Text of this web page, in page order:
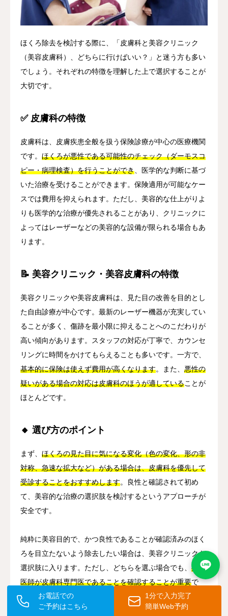
ほくろ除去を検討する際に、「皮膚科と美容クリニック
（美容皮膚科）、どちらに行けばいい？」と迷う方も多い
でしょう。それぞれの特徴を理解した上で選択することが
大切です。
✅ 皮膚科の特徴
皮膚科は、皮膚疾患全般を扱う保険診療が中心の医療機関
です。 ほくろが悪性である可能性のチェック（ダーモスコ
ピー・病理検査）を行うことができ 、医学的な判断に基づ
いた治療を受けることができます。保険適用が可能なケー
スでは費用を抑えられます。ただし、美容的な仕上がりよ
りも医学的な治療が優先されることがあり、クリニックに
よってはレーザーなどの美容的な設備が限られる場合もあ
ります。
📝 美容クリニック・美容皮膚科の特徴
美容クリニックや美容皮膚科は、見た目の改善を目的とし
た自由診療が中心です。最新のレーザー機器が充実してい
ることが多く、傷跡を最小限に抑えることへのこだわりが
高い傾向があります。スタッフの対応が丁寧で、カウンセ
リングに時間をかけてもらえることも多いです。一方で、
基本的に保険は使えず費用が高くなります。また、 悪性の
疑いがある場合の対応は皮膚科のほうが適していることが
ほとんどです。
🔸 選び方のポイント
まず、 ほくろの見た目に気になる変化（色の変化、形の非
対称、急速な拡大など）がある場合は、皮膚科を優先して
受診することをおすすめします。良性と確認されて初め
て、美容的な治療の選択肢を検討するというアプローチが
安全です。
純粋に美容目的で、かつ良性であることが確認済みのほく
ろを目立たないよう除去したい場合は、美容クリニックも
選択肢に入ります。ただし、どちらを選ぶ場合でも、 担当
医師が皮膚科専門医であることを確認することが重要で
す。
お電話での
ご予約はこちら
1分で入力完了
簡単Web予約